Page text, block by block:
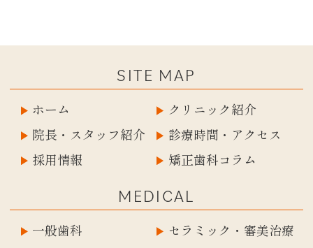
SITE MAP
ホーム
クリニック紹介
院長・スタッフ紹介
診療時間・アクセス
採用情報
矯正歯科コラム
MEDICAL
一般歯科
セラミック・審美治療